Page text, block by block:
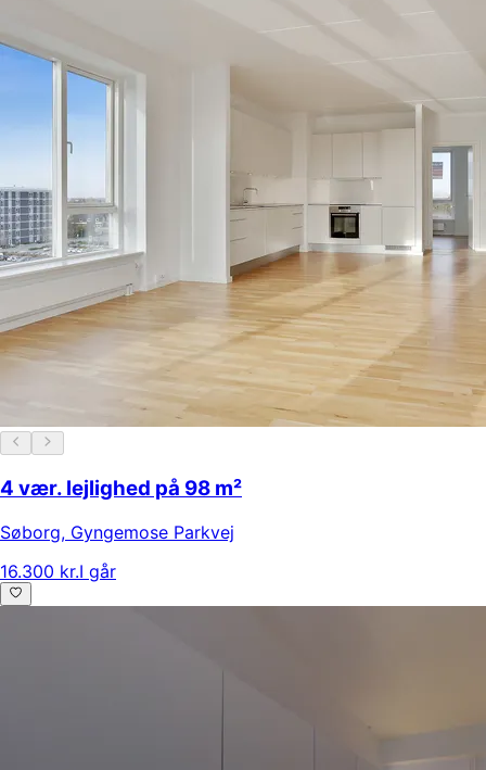
4 vær. lejlighed på 98 m²
Søborg, Gyngemose Parkvej
16.300 kr.I går